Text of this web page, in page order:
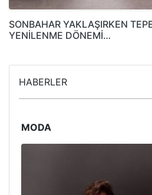
SONBAHAR YAKLAŞIRKEN
YENİLENME DÖNEMİ…
HABERLER
MODA